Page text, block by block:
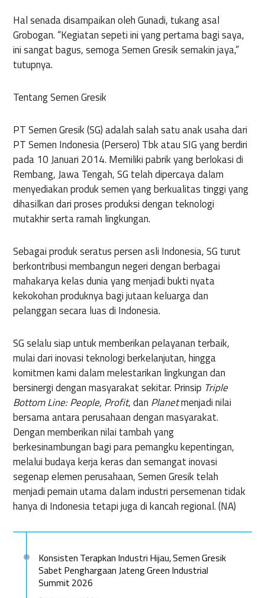
Hal senada disampaikan oleh Gunadi, tukang asal
Grobogan. “Kegiatan sepeti ini yang pertama bagi saya,
ini sangat bagus, semoga Semen Gresik semakin jaya,”
tutupnya.
Tentang Semen Gresik
PT Semen Gresik (SG) adalah salah satu anak usaha dari
PT Semen Indonesia (Persero) Tbk atau SIG yang berdiri
pada 10 Januari 2014. Memiliki pabrik yang berlokasi di
Rembang, Jawa Tengah, SG telah dipercaya dalam
menyediakan produk semen yang berkualitas tinggi yang
dihasilkan dari proses produksi dengan teknologi
mutakhir serta ramah lingkungan.
Sebagai produk seratus persen asli Indonesia, SG turut
berkontribusi membangun negeri dengan berbagai
mahakarya kelas dunia yang menjadi bukti nyata
kekokohan produknya bagi jutaan keluarga dan
pelanggan secara luas di Indonesia.
SG selalu siap untuk memberikan pelayanan terbaik,
mulai dari inovasi teknologi berkelanjutan, hingga
komitmen kami dalam melestarikan lingkungan dan
bersinergi dengan masyarakat sekitar. Prinsip Triple
Bottom Line: People, Profit, dan Planetmenjadi nilai
bersama antara perusahaan dengan masyarakat.
Dengan memberikan nilai tambah yang
berkesinambungan bagi para pemangku kepentingan,
melalui budaya kerja keras dan semangat inovasi
segenap elemen perusahaan, Semen Gresik telah
menjadi pemain utama dalam industri persemenan tidak
hanya di Indonesia tetapi juga di kancah regional. (NA)
Konsisten Terapkan Industri Hijau, Semen Gresik
Sabet Penghargaan Jateng Green Industrial
Summit 2026